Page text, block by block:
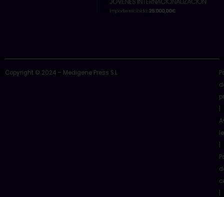
Copyright © 2024 – Medigene Press S.L
|
|
|